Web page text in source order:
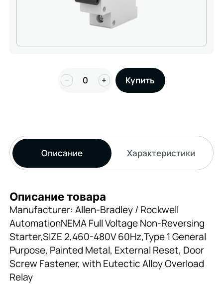
− + Купить
Описание Характеристики
Описание товара
Manufacturer: Allen-Bradley / Rockwell
AutomationNEMA Full Voltage Non-Reversing
Starter,SIZE 2,460-480V 60Hz,Type 1 General
Purpose, Painted Metal, External Reset, Door
Screw Fastener, with Eutectic Alloy Overload
Relay